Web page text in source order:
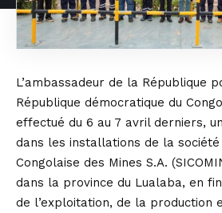
L’ambassadeur de la République
République démocratique du
effectué du 6 au 7 avril derniers,
dans les installations de la société
Congolaise des Mines S.A.
dans la province du Lualaba, en fin
de l’exploitation, de la production